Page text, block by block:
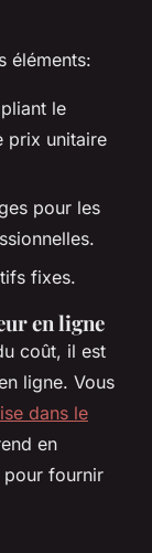
éléments:
le
prix unitaire
pour les
fixes.
en ligne
coût, il est
ligne. Vous
dans le
en
pour fournir